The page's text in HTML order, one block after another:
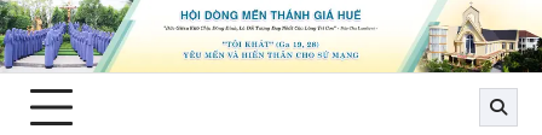
Skip
to
content